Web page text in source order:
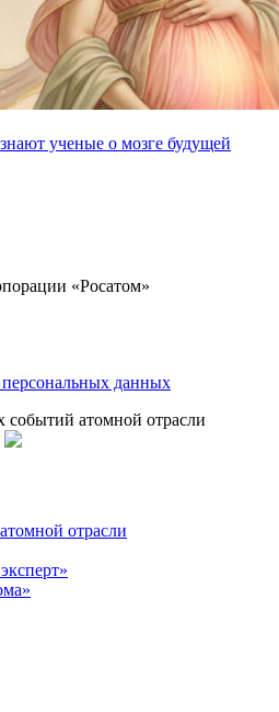
ученые о мозге будущей
«Росатом»
данных
событий атомной отрасли
отрасли